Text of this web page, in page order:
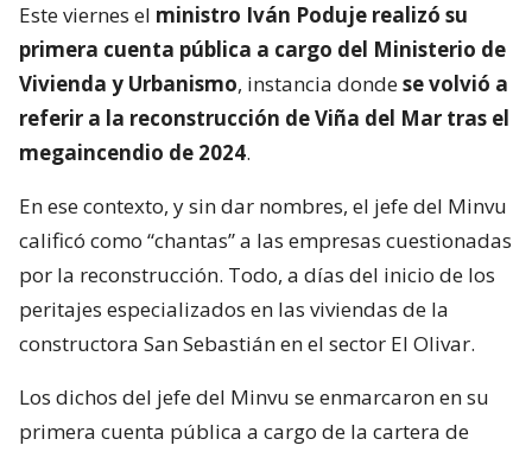
Este viernes el ministro Iván Poduje realizó su
primera cuenta pública a cargo del Ministerio de
Vivienda y Urbanismo, instancia dondese volvió a
referir a la reconstrucción de Viña del Mar tras el
megaincendio de 2024.
En ese contexto, y sin dar nombres, el jefe del Minvu
calificó como “chantas” a las empresas cuestionadas
por la reconstrucción. Todo, a días del inicio de los
peritajes especializados en las viviendas de la
constructora San Sebastián en el sector El Olivar.
Los dichos del jefe del Minvu se enmarcaron en su
primera cuenta pública a cargo de la cartera de